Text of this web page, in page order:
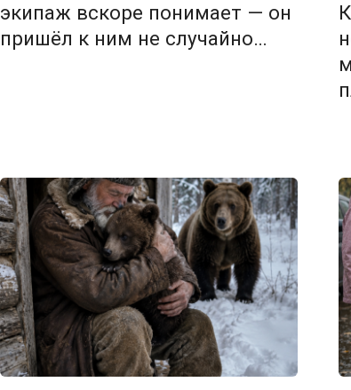
экипаж вскоре понимает — он
пришёл к ним не случайно…